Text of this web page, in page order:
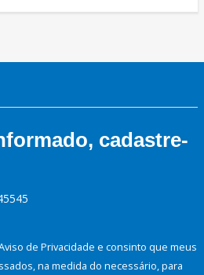
cadastre-
de Privacidade e consinto que meus
na medida do necessário, para